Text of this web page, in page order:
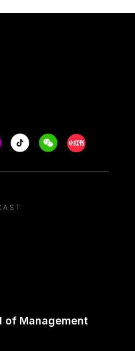
Tiktok WeechatXiaohongshu/
of Management